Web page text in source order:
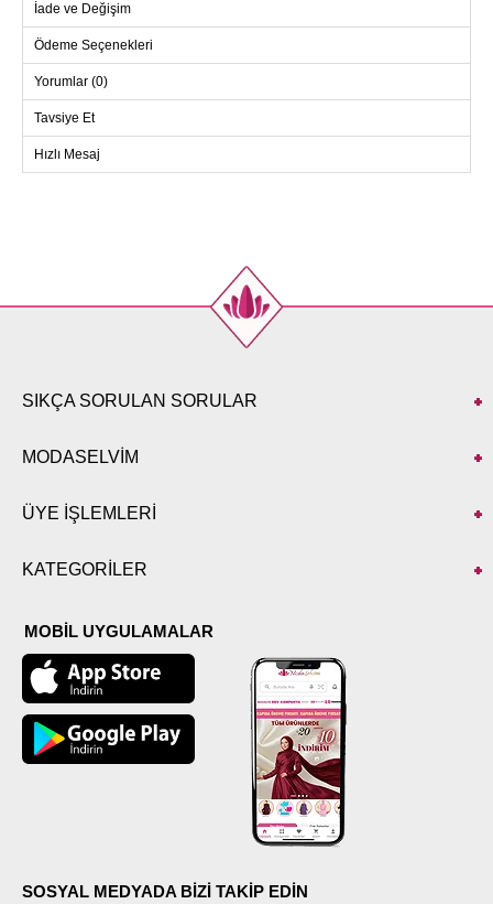
İade ve Değişim
Ödeme Seçenekleri
Yorumlar (0)
Tavsiye Et
Hızlı Mesaj
SIKÇA SORULAN SORULAR
MODASELVİM
ÜYE İŞLEMLERİ
KATEGORİLER
MOBİL UYGULAMALAR
SOSYAL MEDYADA BİZİ TAKİP EDİN